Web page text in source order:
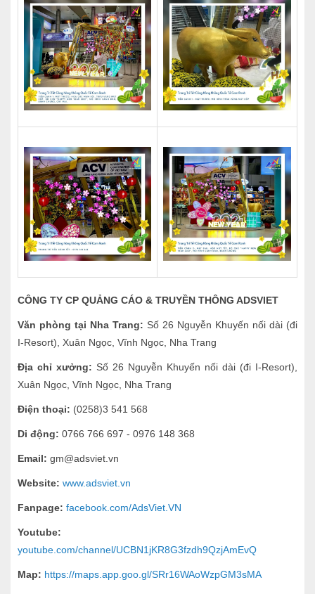
CÔNG TY CP QUẢNG CÁO & TRUYỀN THÔNG ADSVIET
Văn phòng tại Nha Trang: Số 26 Nguyễn Khuyến nối dài (đi
I-Resort), Xuân Ngọc, Vĩnh Ngọc, Nha Trang
Địa chỉ xưởng: Số 26 Nguyễn Khuyến nối dài (đi I-Resort),
Xuân Ngọc, Vĩnh Ngọc, Nha Trang
Điện thoại: (0258)3 541 568
Di động: 0766 766 697 - 0976 148 368
Email: gm@adsviet.vn
Website: www.adsviet.vn
Fanpage: facebook.com/AdsViet.VN
Youtube:
youtube.com/channel/UCBN1jKR8G3fzdh9QzjAmEvQ
Map: https://maps.app.goo.gl/SRr16WAoWzpGM3sMA